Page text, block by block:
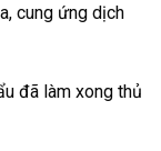
cung ứng dịch
đã làm xong thủ